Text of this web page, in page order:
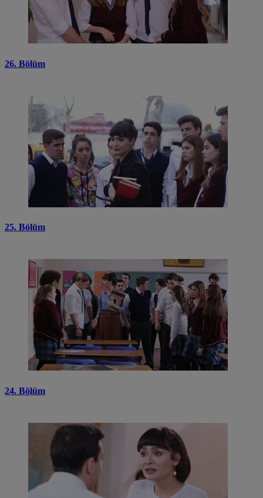
26. Bölüm
25. Bölüm
24. Bölüm